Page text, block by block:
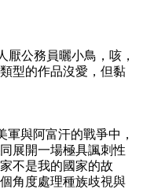
厭公務員曬小鳥，咳，
型的作品沒愛，但黏
與阿富汗的戰爭中，
展開一場極具諷刺性
不是我的國家的故
角度處理種族歧視與